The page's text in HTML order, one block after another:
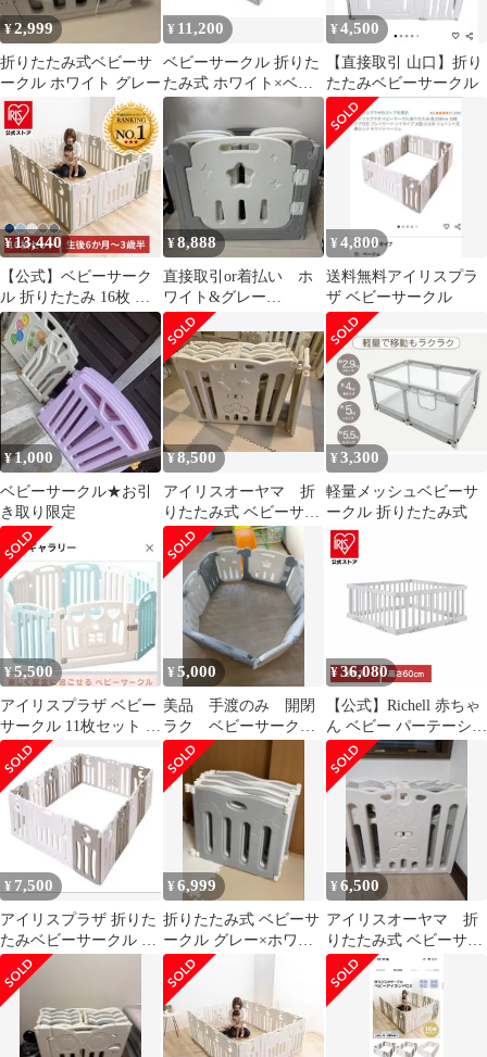
¥2,999
折りたたみ式ベビーサ
ークル ホワイト グレー
¥ 11,200
ベビーサークル 折りた
たみ式 ホワイト×ベー
ジュ
¥ 4,500
【直接取引 山口】折り
たたみベビーサークル
¥13,440
【公式】ベビーサーク
ル 折りたたみ 16枚 セ
ット 扉付き ベビー サ
ークル 折り畳み おくだ
け 赤ちゃん セーフティ
ガード かわいい ハイタ
イプ 折りたたみサーク
ル
¥8,888
直接取引or着払い ホ
ワイト&グレー
WEIMALL ベビーサー
クル19枚セット
¥4,800
送料無料アイリスプラ
ザ ベビーサークル
¥1,000
ベビーサークル★お引
き取り限定
¥8,500
アイリスオーヤマ 折
りたたみ式 ベビーサー
クル ホワイト グレー
¥3,300
軽量メッシュベビーサ
ークル 折りたたみ式
¥5,500
アイリスプラザ ベビー
サークル 11枚セット 扉
付 ハイタイプ パウダー
ブルー
¥5,000
美品 手渡のみ 開閉
ラク ベビーサーク
ル 2点購入お値引有
サークル ベビー用品
¥36,080
【公式】Richell 赤ちゃ
ん ベビー パーテーショ
ン 間仕切り ベビーサー
クル パーテーションに
も使えるベビーサーク
ル 8枚セット ライトグ
レー 120512
¥ 7,500
アイリスプラザ 折りた
たみベビーサークル ベ
ビーアイランドDX16枚
白×グレー
¥6,999
折りたたみ式 ベビーサ
ークル グレー×ホワイ
ト
¥6,500
アイリスオーヤマ 折
りたたみ式 ベビーサー
クル ホワイト グレー